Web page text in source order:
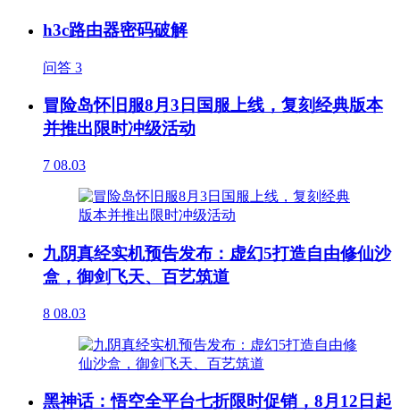
h3c路由器密码破解
问答 3
冒险岛怀旧服8月3日国服上线，复刻经典版本
并推出限时冲级活动
7 08.03
九阴真经实机预告发布：虚幻5打造自由修仙沙
盒，御剑飞天、百艺筑道
8 08.03
黑神话：悟空全平台七折限时促销，8月12日起